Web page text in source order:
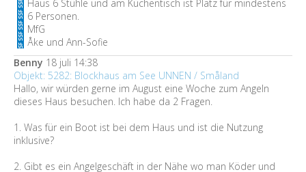
Haus 6 Stühle und am Küchentisch ist Platz für mindestens
6 Personen.
MfG
Åke und Ann-Sofie
Benny 18 juli 14:38
Objekt: 5282: Blockhaus am See UNNEN / Småland
Hallo, wir würden gerne im August eine Woche zum Angeln
dieses Haus besuchen. Ich habe da 2 Fragen.
1. Was für ein Boot ist bei dem Haus und ist die Nutzung
inklusive?
2. Gibt es ein Angelgeschäft in der Nähe wo man Köder und